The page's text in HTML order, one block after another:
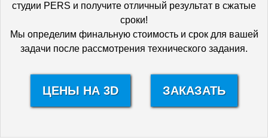
студии PERS и получите отличный результат в сжатые
сроки!
Мы определим финальную стоимость и срок для вашей
задачи после рассмотрения технического задания.
ЦЕНЫ НА 3D ЗАКАЗАТЬ